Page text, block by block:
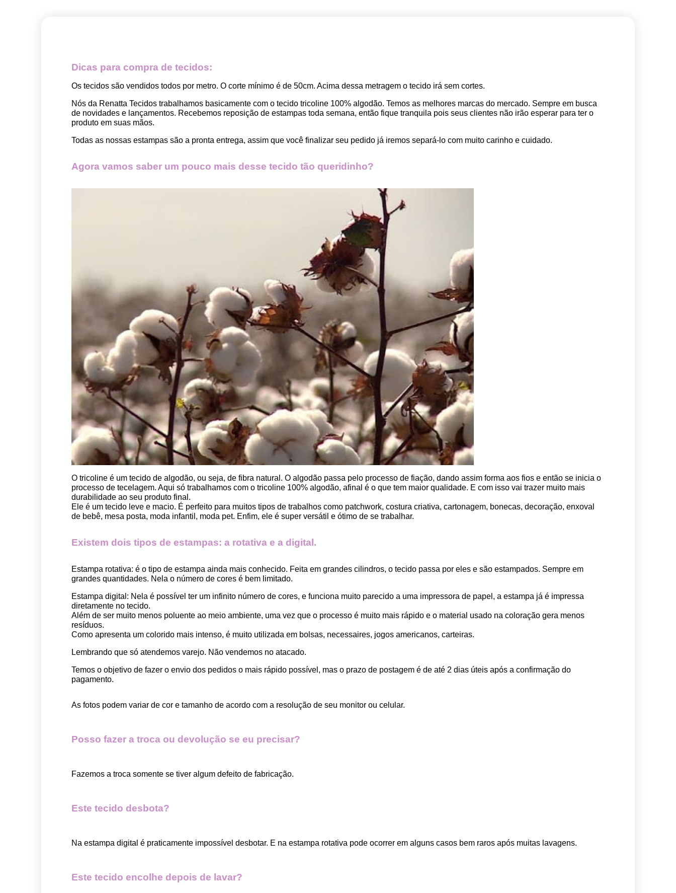
Dicas para compra de tecidos:
Os tecidos são vendidos todos por metro. O corte mínimo é de 50cm. Acima dessa metragem o tecido irá sem cortes.
Nós da Renatta Tecidos trabalhamos basicamente com o tecido tricoline 100% algodão. Temos as melhores marcas do mercado. Sempre em busca
de novidades e lançamentos. Recebemos reposição de estampas toda semana, então fique tranquila pois seus clientes não irão esperar para ter o
produto em suas mãos.
Todas as nossas estampas são a pronta entrega, assim que você finalizar seu pedido já iremos separá-lo com muito carinho e cuidado.
Agora vamos saber um pouco mais desse tecido tão queridinho?
O tricoline é um tecido de algodão, ou seja, de fibra natural. O algodão passa pelo processo de fiação, dando assim forma aos fios e então se inicia o
processo de tecelagem. Aqui só trabalhamos com o tricoline 100% algodão, afinal é o que tem maior qualidade. E com isso vai trazer muito mais
durabilidade ao seu produto final.
Ele é um tecido leve e macio. É perfeito para muitos tipos de trabalhos como patchwork, costura criativa, cartonagem, bonecas, decoração, enxoval
de bebê, mesa posta, moda infantil, moda pet. Enfim, ele é super versátil e ótimo de se trabalhar.
Existem dois tipos de estampas: a rotativa e a digital.
Estampa rotativa: é o tipo de estampa ainda mais conhecido. Feita em grandes cilindros, o tecido passa por eles e são estampados. Sempre em
grandes quantidades. Nela o número de cores é bem limitado.
Estampa digital : Nela é possível ter um infinito número de cores, e funciona muito parecido a uma impressora de papel, a estampa já é impressa
diretamente no tecido.
Além de ser muito menos poluente ao meio ambiente, uma vez que o processo é muito mais rápido e o material usado na coloração gera menos
resíduos.
Como apresenta um colorido mais intenso, é muito utilizada em bolsas, necessaires, jogos americanos, carteiras.
Lembrando que só atendemos varejo. Não vendemos no atacado.
Temos o objetivo de fazer o envio dos pedidos o mais rápido possível, mas o prazo de postagem é de até 2 dias úteis após a confirmação do
pagamento.
As fotos podem variar de cor e tamanho de acordo com a resolução de seu monitor ou celular.
Posso fazer a troca ou devolução se eu precisar?
Fazemos a troca somente se tiver algum defeito de fabricação.
Este tecido desbota?
Na estampa digital é praticamente impossível desbotar. E na estampa rotativa pode ocorrer em alguns casos bem raros após muitas lavagens.
Este tecido encolhe depois de lavar?